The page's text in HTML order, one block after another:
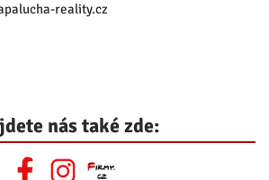
reality.cz
nás také zde: